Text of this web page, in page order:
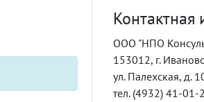
ООО "НПО
153012, г.
ул. Палехская, д.
тел. (4932) 41-01-